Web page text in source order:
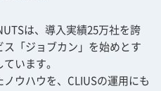
は、導入実績25万社を誇
「ジョブカン」を始めとす
います。
ウハウを、CLIUSの運用にも